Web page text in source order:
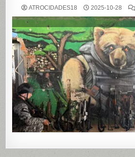
ATROCIDADES18 2025-10-28